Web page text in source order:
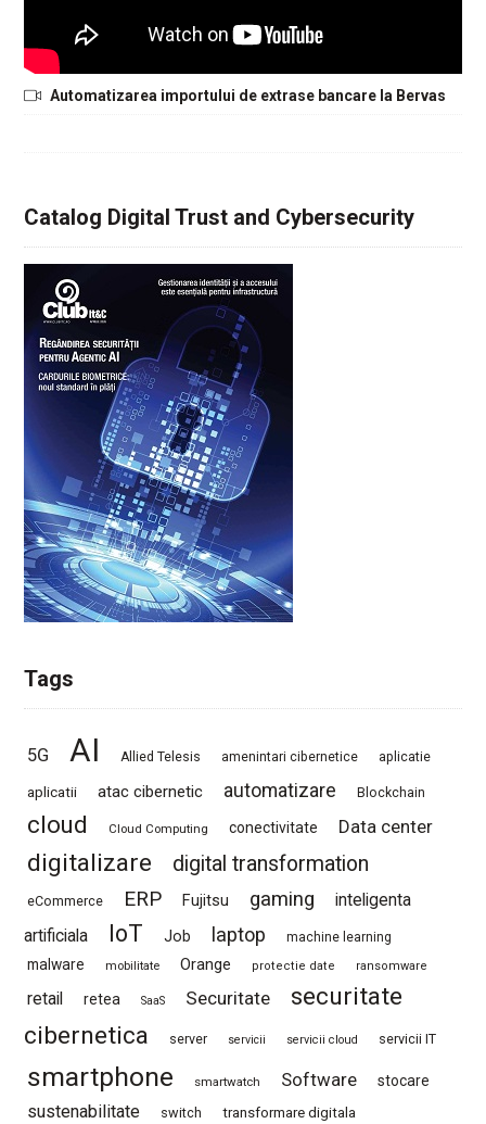
Automatizarea importului de extrase bancare la Bervas
Catalog Digital Trust and Cybersecurity
Tags
5G AI Allied Telesis amenintari cibernetice aplicatie
aplicatii atac cibernetic automatizare Blockchain
cloud Cloud Computing conectivitate Data center
digitalizare digital transformation
eCommerce ERP Fujitsu gaming
inteligenta
artificiala
IoT Job laptop machine learning
malware mobilitate Orange protectie date ransomware
retail retea SaaS Securitate
securitate
cibernetica
server servicii servicii cloud servicii IT
smartphone smartwatch Software stocare
sustenabilitate switch transformare digitala